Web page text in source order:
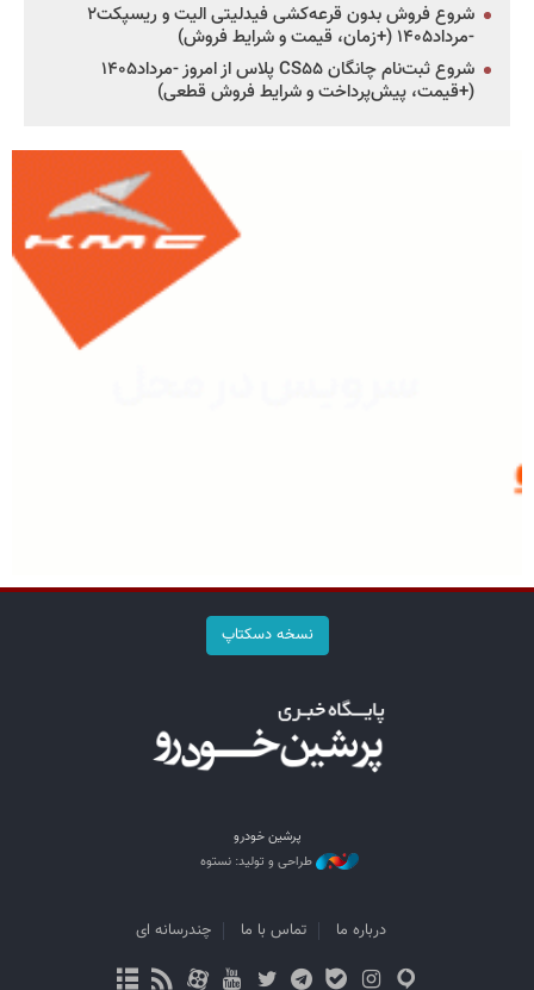
شروع فروش بدون قرعه‌کشی فیدلیتی الیت و ریسپکت۲
-مرداد۱۴۰۵ (+زمان، قیمت و شرایط فروش)
شروع ثبت‌نام چانگان CS۵۵ پلاس از امروز -مرداد۱۴۰۵
(+قیمت، پیش‌پرداخت و شرایط فروش قطعی)
نسخه دسکتاپ
پرشین خودرو
طراحی و تولید: نستوه
درباره ما تماس با ما چندرسانه ای